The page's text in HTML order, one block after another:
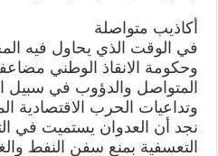
أكاذيب متواصلة
في الوقت الذي يحاول فيه
وحكومة الانقاذ الوطني
المتواصل والدؤوب في سبيل
وتداعيات الحرب الاقتصادية
نجد أن العدوان يستميت في
التعسفية بمنع سفن النفط